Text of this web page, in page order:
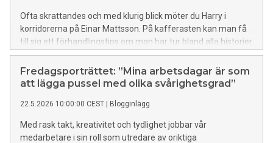
Ofta skrattandes och med klurig blick möter du Harry i
korridorerna på Einar Mattsson. På kafferasten kan man få
till sig ett förhandlingstips om man har tur bland alla historier
han gärna delar med sig av. När han inte förhandlar hyror,
spelar fritidshuset i Roslagen och gitarren en stor roll i hans
liv. Lär känna Harry i dagens fredagsporträtt:
Fredagsporträttet: ”Mina arbetsdagar är som
att lägga pussel med olika svårighetsgrad”
22.5.2026 10:00:00 CEST Blogginlägg
Med rask takt, kreativitet och tydlighet jobbar vår
medarbetare i sin roll som utredare av oriktiga